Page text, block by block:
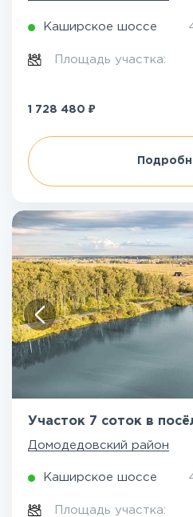
Каширское шоссе
Площадь участка:
1 728 480 ₽
Участок 7 соток в
Домодедовский район
Каширское шоссе
Площадь участка: